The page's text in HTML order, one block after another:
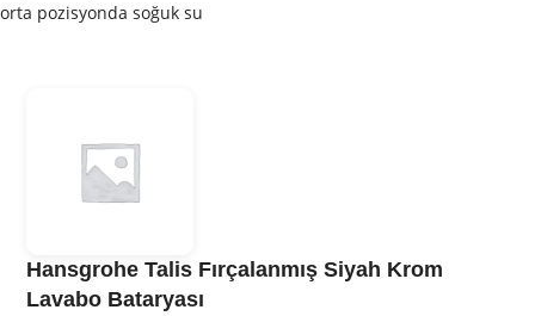
orta pozisyonda soğuk su
Hansgrohe Talis Fırçalanmış Siyah Krom
Lavabo Bataryası